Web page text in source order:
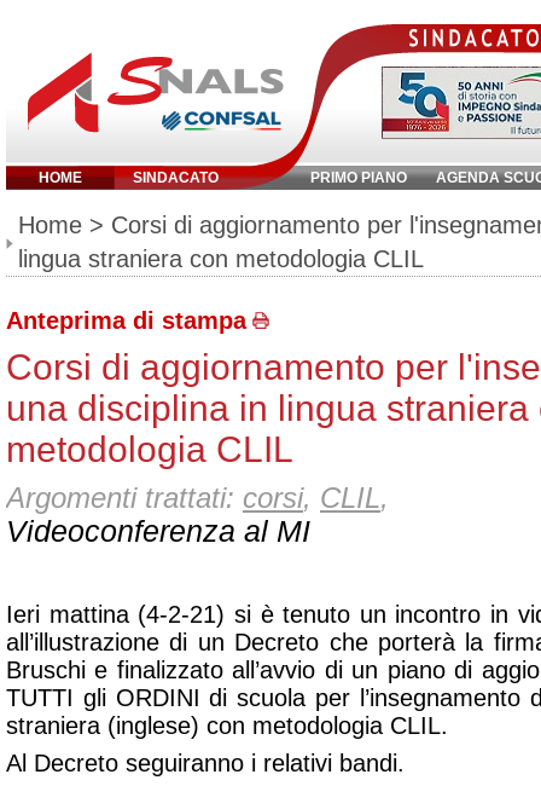
HOME SINDACATO PRIMO PIANO AGENDA
Inserisci parola chiave:
Home > Corsi di aggiornamento per
lingua straniera con metodologia CLIL
Anteprima di stampa
Corsi di aggiornamento per
una disciplina in lingua straniera
metodologia CLIL
Argomenti trattati: corsi, CLIL,
Videoconferenza al MI
Ieri mattina (4-2-21) si è tenuto un incontro in
all’illustrazione di un Decreto che porterà la
Bruschi e finalizzato all’avvio di un piano di
TUTTI gli ORDINI di scuola per l’insegnamento
straniera (inglese) con metodologia CLIL.
Al Decreto seguiranno i relativi bandi.